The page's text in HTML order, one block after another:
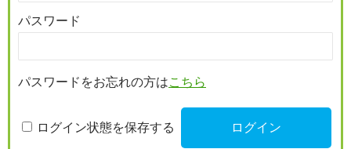
パスワード
パスワードをお忘れの方はこちら
ログイン状態を保存する